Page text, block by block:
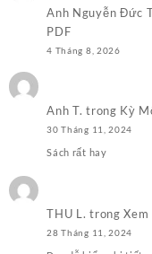
Anh Nguyễn Đức
PDF
4 Tháng 8, 2026
Anh T. trong Kỳ
30 Tháng 11, 2024
Sách rất hay
THU L. trongXem
28 Tháng 11, 2024